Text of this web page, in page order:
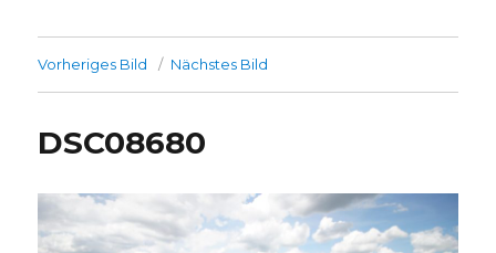
Vorheriges Bild Nächstes Bild
DSC08680